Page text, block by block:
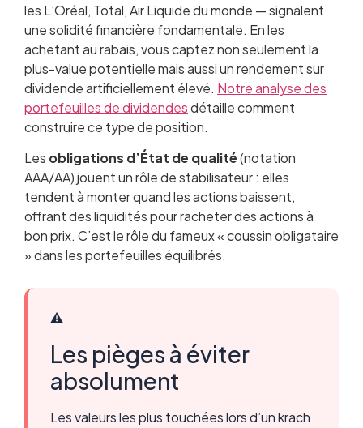
les L’Oréal, Total, Air Liquide du monde — signalent
une solidité financière fondamentale. En les
achetant au rabais, vous captez non seulement la
plus-value potentielle mais aussi un rendement sur
dividende artificiellement élevé. Notre analyse des
portefeuilles de dividendesdétaille comment
construire ce type de position.
Les obligations d’État de qualité(notation
AAA/AA) jouent un rôle de stabilisateur : elles
tendent à monter quand les actions baissent,
offrant des liquidités pour racheter des actions à
bon prix. C’est le rôle du fameux « coussin obligataire
» dans les portefeuilles équilibrés.
⚠️
Les pièges à éviter
absolument
Les valeurs les plus touchées lors d’un krach